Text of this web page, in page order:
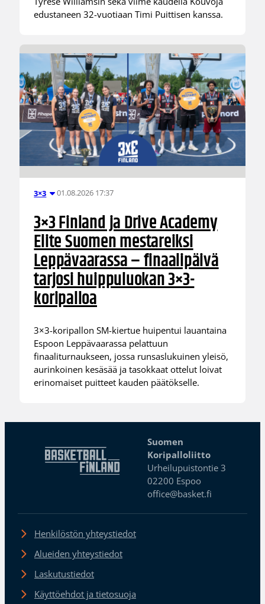
edustaneen 32-vuotiaan Timi Puittisen kanssa.
3×3 01.08.2026 17:37
3×3 Finland ja Drive Academy
Elite Suomen mestareiksi
Leppävaarassa – finaalipäivä
tarjosi huippuluokan 3×3-
koripalloa
3×3-koripallon SM-kiertue huipentui lauantaina
Espoon Leppävaarassa pelattuun
finaaliturnaukseen, jossa runsaslukuinen yleisö,
aurinkoinen kesäsää ja tasokkaat ottelut loivat
erinomaiset puitteet kauden päätökselle.
Suomen
Koripalloliitto
Urheilupuistontie 3
02200 Espoo
office@basket.fi
Henkilöstön yhteystiedot
Alueiden yhteystiedot
Laskutustiedot
Käyttöehdot ja tietosuoja